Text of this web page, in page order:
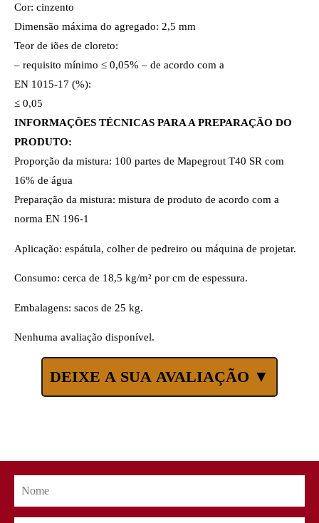
Cor: cinzento
Dimensão máxima do agregado: 2,5 mm
Teor de iões de cloreto:
– requisito mínimo ≤ 0,05% – de acordo com a
EN 1015-17 (%):
≤ 0,05
INFORMAÇÕES TÉCNICAS PARA A PREPARAÇÃO DO
PRODUTO:
Proporção da mistura: 100 partes de Mapegrout T40 SR com
16% de água
Preparação da mistura: mistura de produto de acordo com a
norma EN 196-1
Aplicação: espátula, colher de pedreiro ou máquina de projetar.
Consumo: cerca de 18,5 kg/m² por cm de espessura.
Embalagens: sacos de 25 kg.
Nenhuma avaliação disponível.
DEIXE A SUA AVALIAÇÃO ▼